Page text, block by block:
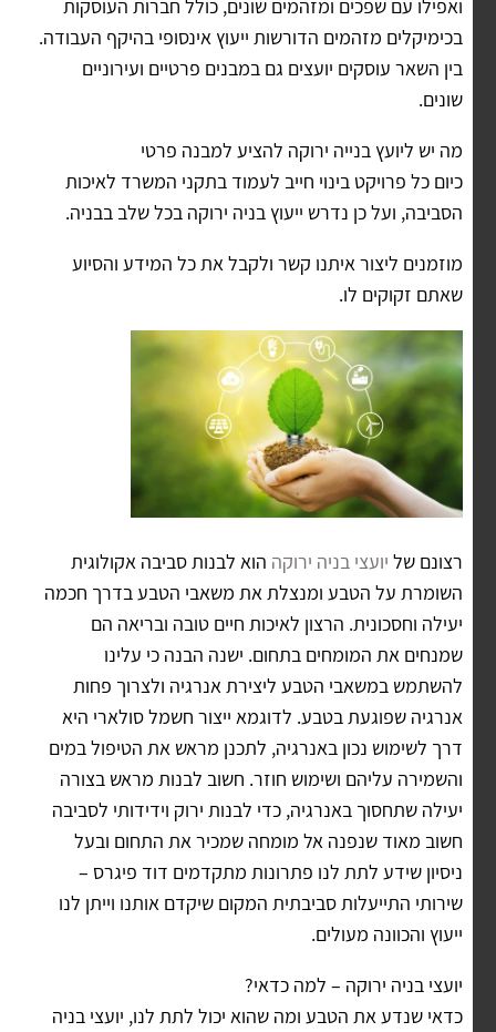
ואפילו עם שפכים ומזהמים שונים, כולל חברות העוסקות
בכימיקלים מזהמים הדורשות ייעוץ אינסופי בהיקף העבודה.
בין השאר עוסקים יועצים גם במבנים פרטיים ועירוניים
שונים.
מה יש ליועץ בנייה ירוקה להציע למבנה פרטי
כיום כל פרויקט בינוי חייב לעמוד בתקני המשרד לאיכות
הסביבה, ועל כן נדרש ייעוץ בניה ירוקה בכל שלב בבניה.
מוזמנים ליצור איתנו קשר ולקבל את כל המידע והסיוע
שאתם זקוקים לו.
רצונם שליועצי בניה ירוקההוא לבנות סביבה אקולוגית
השומרת על הטבע ומנצלת את משאבי הטבע בדרך חכמה
יעילה וחסכונית. הרצון לאיכות חיים טובה ובריאה הם
שמנחים את המומחים בתחום. ישנה הבנה כי עלינו
להשתמש במשאבי הטבע ליצירת אנרגיה ולצרוך פחות
אנרגיה שפוגעת בטבע. לדוגמא ייצור חשמל סולארי היא
דרך לשימוש נכון באנרגיה, לתכנן מראש את הטיפול במים
והשמירה עליהם ושימוש חוזר. חשוב לבנות מראש בצורה
יעילה שתחסוך באנרגיה, כדי לבנות ירוק וידידותי לסביבה
חשוב מאוד שנפנה אל מומחה שמכיר את התחום ובעל
ניסיון שידע לתת לנו פתרונות מתקדמים דוד פיגרס –
שירותי התייעלות סביבתית המקום שיקדם אותנו וייתן לנו
ייעוץ והכוונה מעולים.
יועצי בניה ירוקה – למה כדאי?
כדאי שנדע את הטבע ומה שהוא יכול לתת לנו, יועצי בניה